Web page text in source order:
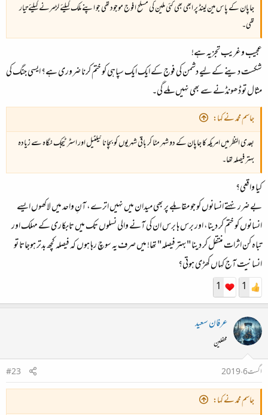
جاپان کے پاس مین لینڈ پر ابھی بھی کئی ملین کی مسلح ا فوج موجود تھی جو اپنے ملک کیلئے لڑمرنے کیلئے تیار
تھی۔
عجیب و غریب تجزیہ ہے!
شکست دینے کے لیے دشمن کی فوج کے ایک ایک سپاہی کو ختم کرنا ضروری ہے؟ ایسی جنگ کی
مثال تو ڈھونڈنے سے بھی نہیں ملے گی۔
جاسم محمد نے کہا:
بعدی النظر میں امریکہ کا جاپان کے دو شہر مٹا کر باقی شہریوں کو بچانا ٹیکٹیل اور اسٹرٹیجک نگاہ سے زیادہ
بہتر فیصلہ تھا۔
کیا واقعی؟
بے ضرر نہتے انسانوں کو جو مقابلے پر بھی میدان میں نہیں اترے، آنِ واحد میں لاکھوں ایسے
انسانوں کو ختم کر دینا، اور برس ہا برس ان کی آنے والی نسلوں تک میں تابکاری کے مہلک اور
تباہ کن اثرات منتقل کر دینا "بہتر فیصلہ" تھا! میں صرف یہ سوچ رہا ہوں کہ فیصلہ کچھ بدتر ہوجاتا تو
انسانیت آج کہاں کھڑی ہوتی؟
1
1
عرفان سعید
محفلین
اگست 6، 2019
#23
جاسم محمد نے کہا: